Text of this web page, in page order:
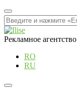
Рекламное агентство
RO
RU